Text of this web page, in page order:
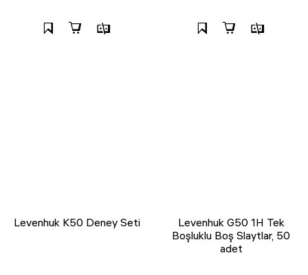
Levenhuk K50 Deney Seti
Levenhuk G50 1H Tek
Boşluklu Boş Slaytlar, 50
adet